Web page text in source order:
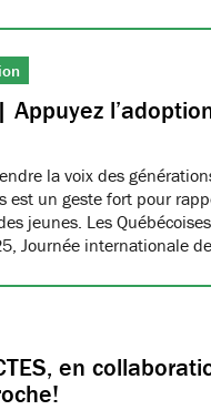
la voix des
est un geste fort pour
jeunes. Les
Journée internationale
en